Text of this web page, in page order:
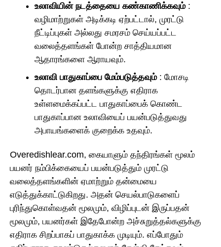
உலாவியின் நடத்தையை கண்காணிக்கவும்:
வழிமாற்றுகள் அடிக்கடி ஏற்பட்டால், முரட்டு
நீட்டிப்புகள் அல்லது சமரசம் செய்யப்பட்ட
வலைத்தளங்கள் போன்ற சாத்தியமான
ஆதாரங்களை ஆராயவும்.
உலாவி பாதுகாப்பை மேம்படுத்தவும்: மோசடி
தொடர்பான தளங்களுக்கு எதிராக
உள்ளமைக்கப்பட்ட பாதுகாப்பைக் கொண்ட
பாதுகாப்பான உலாவியைப் பயன்படுத்துவது
அபாயங்களைக் குறைக்க உதவும்.
Overedishlear.com, கையாளும் தந்திரங்கள் மூலம்
பயனர் நம்பிக்கையைப் பயன்படுத்தும் முரட்டு
வலைத்தளங்களின் ஏமாற்றும் தன்மையை
எடுத்துக்காட்டுகிறது. அதன் செயல்பாடுகளைப்
புரிந்துகொள்வதன் மூலமும், விழிப்புடன் இருப்பதன்
மூலமும், பயனர்கள் இதேபோன்ற அச்சுறுத்தல்களுக்கு
எதிராக சிறப்பாகப் பாதுகாக்க முடியும். எப்போதும்